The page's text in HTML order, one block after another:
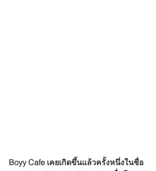
Boyy Cafe เคยเกิดขึ้นแล้วครั้งหนึ่งในชื่อ